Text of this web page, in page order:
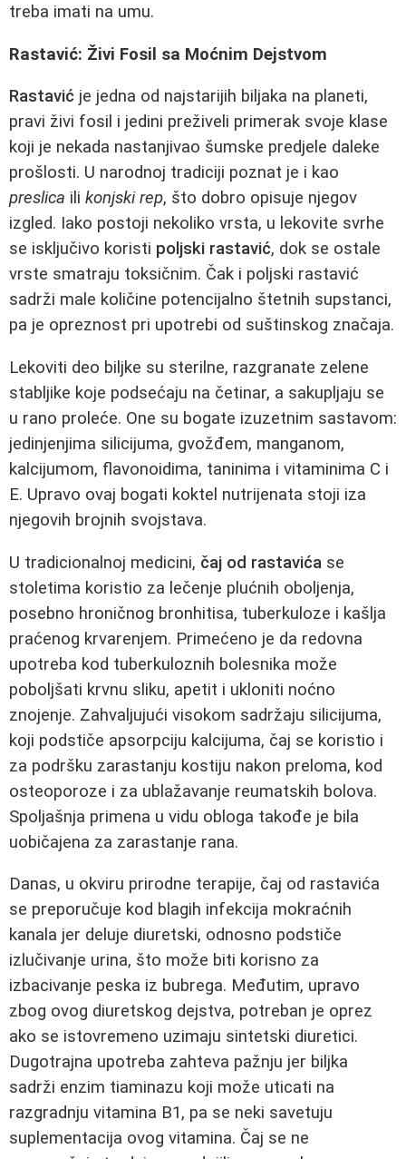
treba imati na umu.
Rastavić: Živi Fosil sa Moćnim Dejstvom
Rastavić je jedna od najstarijih biljaka na planeti,
pravi živi fosil i jedini preživeli primerak svoje klase
koji je nekada nastanjivao šumske predjele daleke
prošlosti. U narodnoj tradiciji poznat je i kao
preslica ili konjski rep, što dobro opisuje njegov
izgled. Iako postoji nekoliko vrsta, u lekovite svrhe
se isključivo koristi poljski rastavić, dok se ostale
vrste smatraju toksičnim. Čak i poljski rastavić
sadrži male količine potencijalno štetnih supstanci,
pa je opreznost pri upotrebi od suštinskog značaja.
Lekoviti deo biljke su sterilne, razgranate zelene
stabljike koje podsećaju na četinar, a sakupljaju se
u rano proleće. One su bogate izuzetnim sastavom:
jedinjenjima silicijuma, gvožđem, manganom,
kalcijumom, flavonoidima, taninima i vitaminima C i
E. Upravo ovaj bogati koktel nutrijenata stoji iza
njegovih brojnih svojstava.
U tradicionalnoj medicini, čaj od rastavića se
stoletima koristio za lečenje plućnih oboljenja,
posebno hroničnog bronhitisa, tuberkuloze i kašlja
praćenog krvarenjem. Primećeno je da redovna
upotreba kod tuberkuloznih bolesnika može
poboljšati krvnu sliku, apetit i ukloniti noćno
znojenje. Zahvaljujući visokom sadržaju silicijuma,
koji podstiče apsorpciju kalcijuma, čaj se koristio i
za podršku zarastanju kostiju nakon preloma, kod
osteoporoze i za ublažavanje reumatskih bolova.
Spoljašnja primena u vidu obloga takođe je bila
uobičajena za zarastanje rana.
Danas, u okviru prirodne terapije, čaj od rastavića
se preporučuje kod blagih infekcija mokraćnih
kanala jer deluje diuretski, odnosno podstiče
izlučivanje urina, što može biti korisno za
izbacivanje peska iz bubrega. Međutim, upravo
zbog ovog diuretskog dejstva, potreban je oprez
ako se istovremeno uzimaju sintetski diuretici.
Dugotrajna upotreba zahteva pažnju jer biljka
sadrži enzim tiaminazu koji može uticati na
razgradnju vitamina B1, pa se neki savetuju
suplementacija ovog vitamina. Čaj se ne